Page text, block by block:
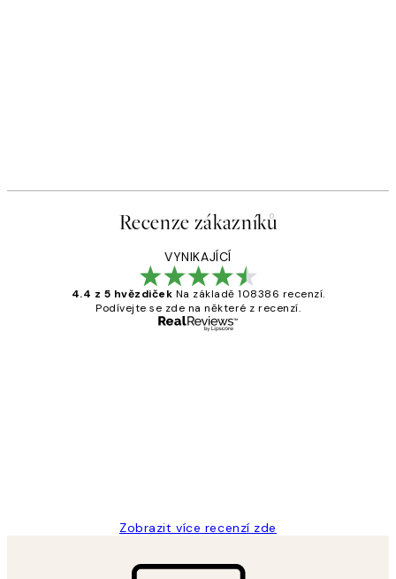
Recenze zákazníků
VYNIKAJÍCÍ
4.4 z 5 hvězdiček Na základě 108386 recenzí.
Podívejte se zde na některé z recenzí.
Zobrazit více recenzí zde